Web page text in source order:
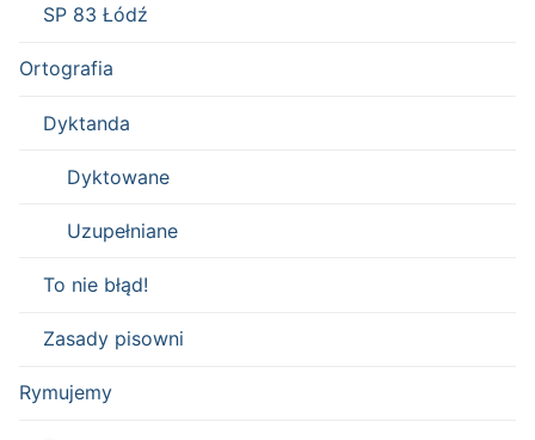
SP 83 Łódź
Ortografia
Dyktanda
Dyktowane
Uzupełniane
To nie błąd!
Zasady pisowni
Rymujemy